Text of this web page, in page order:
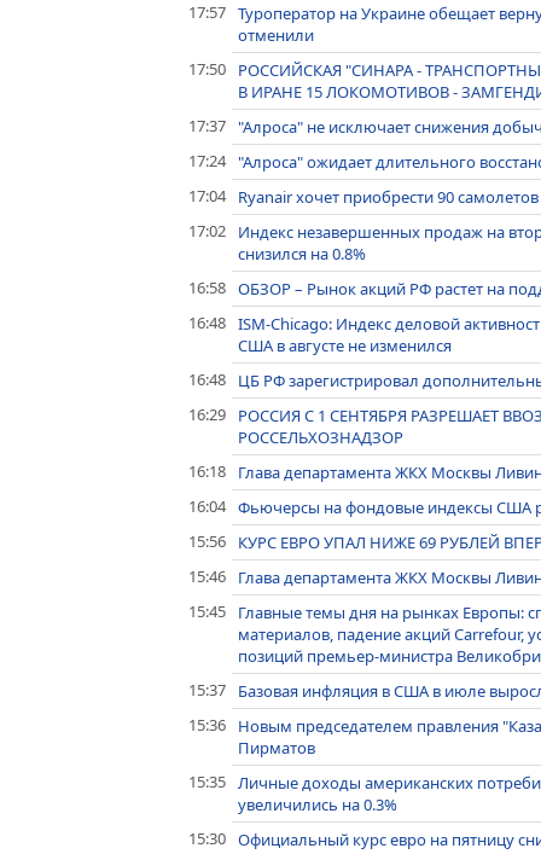
17:57 Туроператор на Украине обещает
отменили
17:50
РОССИЙСКАЯ "СИНАРА -
В ИРАНЕ 15 ЛОКОМОТИВОВ -
17:37 "Алроса" не исключает снижения
17:24 "Алроса" ожидает длительного
17:04
Ryanair хочет приобрести 90
17:02
Индекс незавершенных продаж на
снизился на 0.8%
16:58 ОБЗОР – Рынок акций РФ растет на
16:48 ISM-Chicago: Индекс деловой
США в августе не изменился
16:48
ЦБ РФ зарегистрировал
16:29
РОССИЯ С 1 СЕНТЯБРЯ РАЗРЕШАЕТ
РОССЕЛЬХОЗНАДЗОР
16:18
Глава департамента ЖКХ Москвы
16:04 Фьючерсы на фондовые индексы США
15:56
КУРС ЕВРО УПАЛ НИЖЕ 69 РУБЛЕЙ
15:46
Глава департамента ЖКХ Москвы
15:45
Главные темы дня на рынках Европы:
материалов, падение акций Carrefour,
позиций премьер-министра
15:37
Базовая инфляция в США в июле
15:36
Новым председателем правления
Пирматов
15:35 Личные доходы американских
увеличились на 0.3%
15:30 Официальный курс евро на пятницу